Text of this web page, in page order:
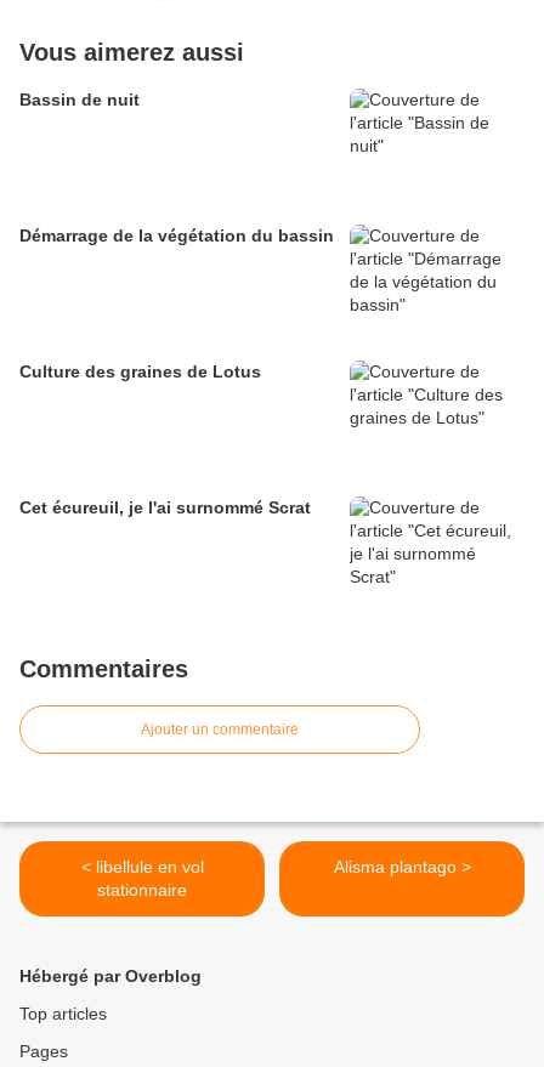
Vous aimerez aussi
Bassin de nuit
Démarrage de la végétation du bassin
Culture des graines de Lotus
Cet écureuil, je l'ai surnommé Scrat
Commentaires
Ajouter un commentaire
< libellule en vol
stationnaire
Alisma plantago >
Hébergé par Overblog
Top articles
Pages